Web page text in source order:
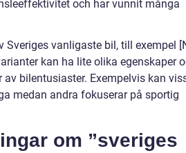
och har vunnit många
Sveriges vanligaste bil, till exempel
kan ha lite olika egenskaper
bilentusiaster. Exempelvis kan
medan andra fokuserar på sportig
om ”sveriges